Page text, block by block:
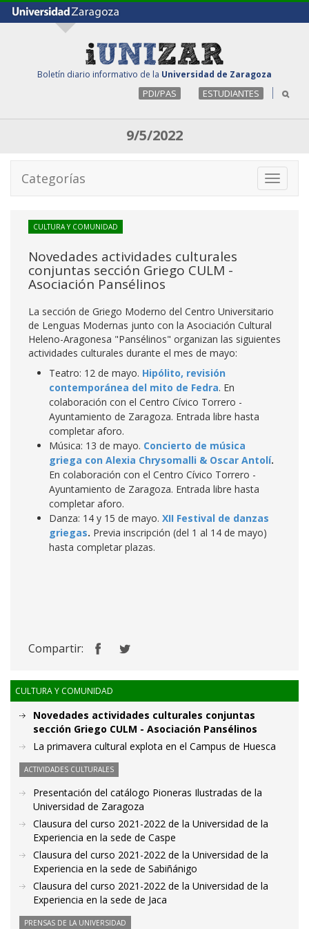
Boletín diario informativo de la Universidad de Zaragoza
PDI/PAS ESTUDIANTES
9/5/2022
Toggle
Categorías
CULTURA Y COMUNIDAD
Novedades actividades culturales
conjuntas sección Griego CULM -
Asociación Pansélinos
La sección de Griego Moderno del Centro Universitario
de Lenguas Modernas junto con la Asociación Cultural
Heleno-Aragonesa "Pansélinos" organizan las siguientes
actividades culturales durante el mes de mayo:
Teatro: 12 de mayo. Hipólito, revisión
contemporánea del mito de Fedra. En
colaboración con el Centro Cívico Torrero -
Ayuntamiento de Zaragoza. Entrada libre hasta
completar aforo.
Música: 13 de mayo. Concierto de música
griega con Alexia Chrysomalli & Oscar Antolí.
En colaboración con el Centro Cívico Torrero -
Ayuntamiento de Zaragoza. Entrada libre hasta
completar aforo.
Danza: 14 y 15 de mayo. XII Festival de danzas
griegas. Previa inscripción (del 1 al 14 de mayo)
hasta completar plazas.
Compartir:
CULTURA Y COMUNIDAD
Novedades actividades culturales conjuntas
sección Griego CULM - Asociación Pansélinos
La primavera cultural explota en el Campus de Huesca
ACTIVIDADES CULTURALES
Presentación del catálogo Pioneras Ilustradas de la
Universidad de Zaragoza
Clausura del curso 2021-2022 de la Universidad de la
Experiencia en la sede de Caspe
Clausura del curso 2021-2022 de la Universidad de la
Experiencia en la sede de Sabiñánigo
Clausura del curso 2021-2022 de la Universidad de la
Experiencia en la sede de Jaca
PRENSAS DE LA UNIVERSIDAD